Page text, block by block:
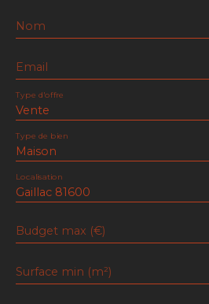
Nom
Email
Vente
Type d'offre
Maison
Type de bien
Gaillac 81600
Localisation
Budget max (€)
Surface min (m²)